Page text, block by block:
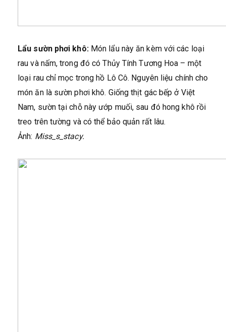
Lẩu sườn phơi khô:Món lẩu này ăn kèm với các loại
rau và nấm, trong đó có Thủy Tính Tương Hoa – một
loại rau chỉ mọc trong hồ Lô Cô. Nguyên liệu chính cho
món ăn là sườn phơi khô. Giống thịt gác bếp ở Việt
Nam, sườn tại chỗ này ướp muối, sau đó hong khô rồi
treo trên tường và có thể bảo quản rất lâu.
Ảnh: Miss_s_stacy.